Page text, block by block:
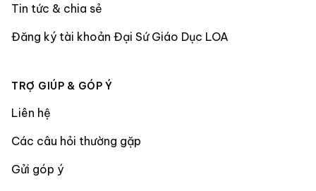
Tin tức & chia sẻ
Đăng ký tài khoản Đại Sứ Giáo Dục LOA
TRỢ GIÚP & GÓP Ý
Liên hệ
Các câu hỏi thường gặp
Gửi góp ý